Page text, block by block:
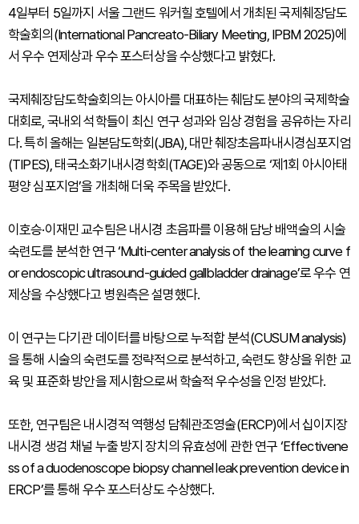
4일부터 5일까지 서울 그랜드 워커힐 호텔에서 개최된 국제췌장담도
학술회의(International Pancreato-Biliary Meeting, IPBM 2025)에
서 우수 연제상과 우수 포스터상을 수상했다고 밝혔다.
국제췌장담도학술회의는 아시아를 대표하는 췌담도 분야의 국제학술
대회로, 국내외 석학들이 최신 연구 성과와 임상 경험을 공유하는 자리
다. 특히 올해는 일본담도학회(JBA), 대만 췌장초음파내시경심포지엄
(TIPES), 태국소화기내시경학회(TAGE)와 공동으로 ‘제1회 아시아태
평양 심포지엄’을 개최해 더욱 주목을 받았다.
이호승·이재민 교수팀은 내시경 초음파를 이용해 담낭 배액술의 시술
숙련도를 분석한 연구 ‘Multi-center analysis of the learning curve f
or endoscopic ultrasound-guided gallbladder drainage’로 우수 연
제상을 수상했다고 병원측은 설명했다.
이 연구는 다기관 데이터를 바탕으로 누적합 분석(CUSUM analysis)
을 통해 시술의 숙련도를 정략적으로 분석하고, 숙련도 향상을 위한 교
육 및 표준화 방안을 제시함으로써 학술적 우수성을 인정 받았다.
또한, 연구팀은 내시경적 역행성 담췌관조영술(ERCP)에서 십이지장
내시경 생검 채널 누출 방지 장치의 유효성에 관한 연구 ‘Effectivene
ss of a duodenoscope biopsy channel leak prevention device in
ERCP’를 통해 우수 포스터상도 수상했다.